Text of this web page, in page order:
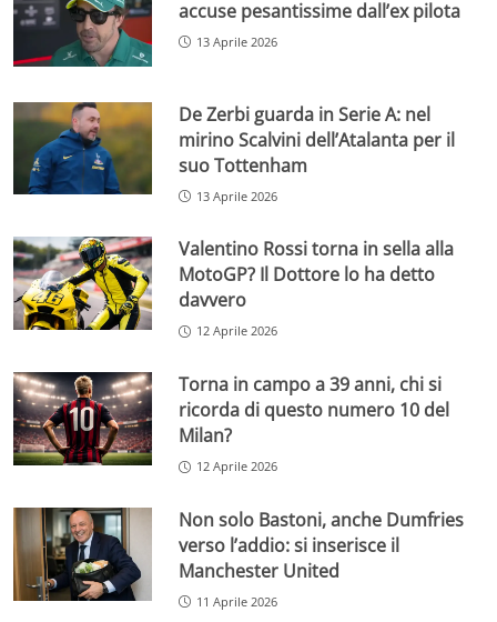
accuse pesantissime dall’ex pilota
13 Aprile 2026
De Zerbi guarda in Serie A: nel
mirino Scalvini dell’Atalanta per il
suo Tottenham
13 Aprile 2026
Valentino Rossi torna in sella alla
MotoGP? Il Dottore lo ha detto
davvero
12 Aprile 2026
Torna in campo a 39 anni, chi si
ricorda di questo numero 10 del
Milan?
12 Aprile 2026
Non solo Bastoni, anche Dumfries
verso l’addio: si inserisce il
Manchester United
11 Aprile 2026